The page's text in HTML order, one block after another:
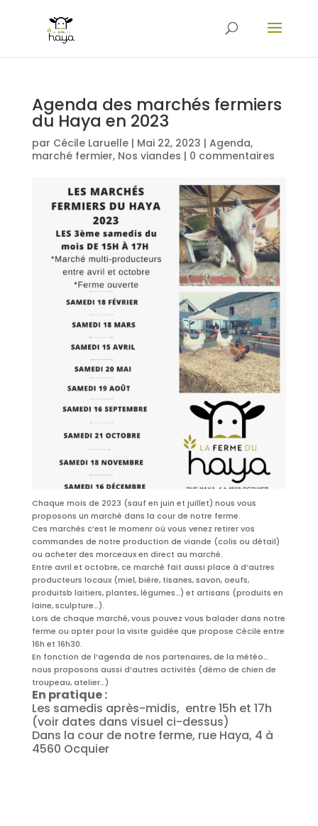
Agenda des marchés fermiers
du Haya en 2023
par Cécile Laruelle| Mai 22, 2023 | Agenda,
marché fermier, Nos viandes | 0 commentaires
Chaque mois de 2023 (sauf en juin et juillet) nous vous
proposons un marché dans la cour de notre ferme.
Ces marchés c’est le momenr où vous venez retirer vos
commandes de notre production de viande (colis ou détail)
ou acheter des morceaux en direct au marché.
Entre avril et octobre, ce marché fait aussi place à d’autres
producteurs locaux (miel, bière, tisanes, savon, oeufs,
produitsb laitiers, plantes, légumes…) et artisans (produits en
laine, sculpture…).
Lors de chaque marché, vous pouvez vous balader dans notre
ferme ou opter pour la visite guidée que propose Cécile entre
16h et 16h30.
En fonction de l’agenda de nos partenaires, de la météo…
nous proposons aussi d’autres activités (démo de chien de
troupeau, atelier…)
En pratique :
Les samedis après-midis, entre 15h et 17h
(voir dates dans visuel ci-dessus)
Dans la cour de notre ferme, rue Haya, 4 à
4560 Ocquier